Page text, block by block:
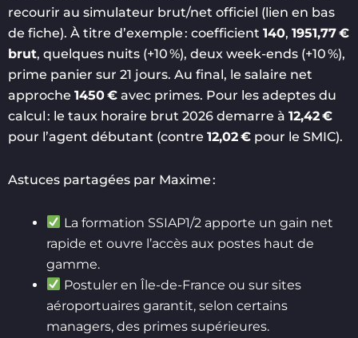
recourir au simulateur brut/net officiel (lien en bas
de fiche). À titre d’exemple : coefficient 140, 1951,77 €
brut, quelques nuits (+10 %), deux week-ends (+10 %),
prime panier sur 21 jours. Au final, le salaire net
approche 1450 € avec primes. Pour les adeptes du
calcul : le taux horaire brut 2026 demarre à 12,42 €
pour l’agent débutant (contre 12,02 € pour le SMIC).
Astuces partagées par Maxime :
La formation SSIAP1/2 apporte un gain net
rapide et ouvre l’accès aux postes haut de
gamme.
Postuler en Île-de-France ou sur sites
aéroportuaires garantit, selon certains
managers, des primes supérieures.